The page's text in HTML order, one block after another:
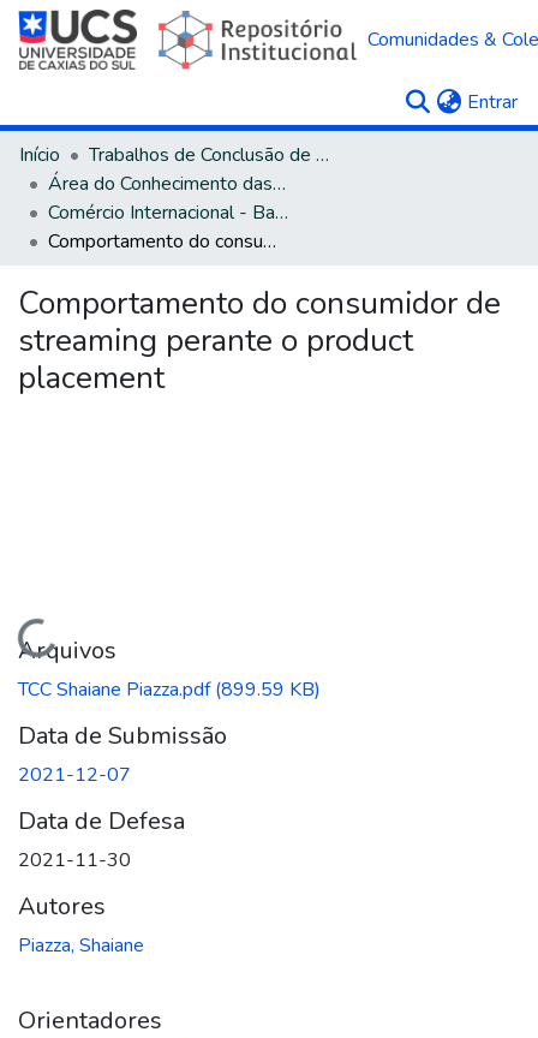
Comunidades &
Entrar
Início
Trabalhos de Conclusão de Curso
Área do Conhecimento das Ciências Sociais Aplicadas
Comércio Internacional - Bacharelado
Comportamento do consumidor de streaming perante o product placement
Comportamento do consumidor de
streaming perante o product
placement
Carregando...
Arquivos
TCC Shaiane Piazza.pdf(899.59 KB)
Data de Submissão
2021-12-07
Data de Defesa
2021-11-30
Autores
Piazza, Shaiane
Orientadores